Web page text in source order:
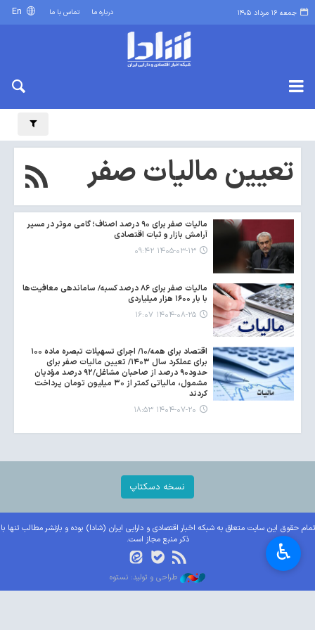
جمعه ۱۶ مرداد ۱۴۰۵ درباره ما تماس با ما
تعیین مالیات صفر
مالیات صفر برای ۹۰ درصد اصناف؛ گامی موثر در مسیر
آرامش بازار و ثبات اقتصادی
۱۴۰۵-۰۳-۱۳ ۰۹:۴۲
مالیات صفر برای ۸۶ درصد کسبه/ ساماندهی معافیت‌ها
با بار ۱۶۰۰ هزار میلیاردی
۱۴۰۴-۰۸-۲۵ ۱۶:۰۷
اقتصاد برای همه/۱۰/ اجرای تسهیلات تبصره ماده ۱۰۰
برای عملکرد سال ۱۴۰۳/ تعیین مالیات صفر برای
حدود۹۰ درصد از صاحبان مشاغل/۹۲ درصد مؤدیان
مشمول، مالیاتی کمتر از ۳۰ میلیون تومان پرداخت
کردند
۱۴۰۴-۰۷-۲۰ ۱۸:۵۳
نسخه دسکتاپ
تمام حقوق این سایت متعلق به شبکه اخبار اقتصادی و دارایی ایران (شادا) بوده و بازنشر مطالب تنها با
ذکر منبع مجاز است.
طراحی و تولید: نستوه
♿︎